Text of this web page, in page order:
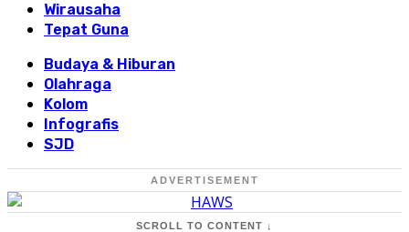
Wirausaha
Tepat Guna
Budaya & Hiburan
Olahraga
Kolom
Infografis
SJD
ADVERTISEMENT
SCROLL TO CONTENT ↓